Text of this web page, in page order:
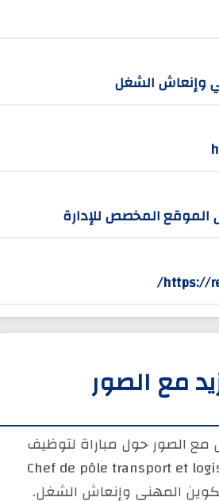
وإنعاش الشغل
الموقع المخصص للإدارة
https://
مع الصور
مع الصور حول مباراة لتوظيف
(Chef de pôle transport et